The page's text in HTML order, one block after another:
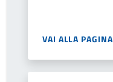
VAI ALLA PAGINA